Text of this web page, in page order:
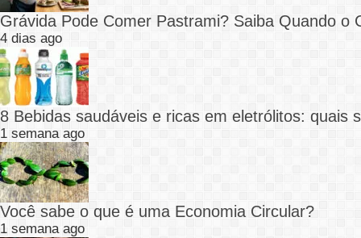
Grávida Pode Comer Pastrami? Saiba Quando o
4 dias ago
8 Bebidas saudáveis e ricas em eletrólitos: quais
1 semana ago
Você sabe o que é uma Economia Circular?
1 semana ago